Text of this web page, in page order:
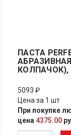
ПАСТА
КОЛПАЧОК),
5093 ₽
Цена за 1 шт
При покупке
цена 4375.00